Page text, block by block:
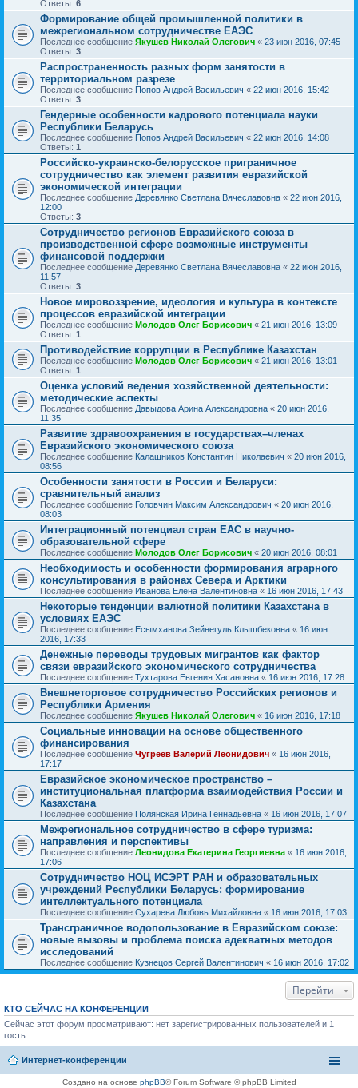
Ответы: 6
Формирование общей промышленной политики в
межрегиональном сотрудничестве ЕАЭС
Последнее сообщение Якушев Николай Олегович « 23 июн 2016, 07:45
Ответы: 3
Распространенность разных форм занятости в
территориальном разрезе
Последнее сообщение Попов Андрей Васильевич « 22 июн 2016, 15:42
Ответы: 3
Гендерные особенности кадрового потенциала науки
Республики Беларусь
Последнее сообщение Попов Андрей Васильевич « 22 июн 2016, 14:08
Ответы: 1
Российско-украинско-белорусское приграничное
сотрудничество как элемент развития евразийской
экономической интеграции
Последнее сообщение Деревянко Светлана Вячеславовна « 22 июн 2016,
12:00
Ответы: 3
Сотрудничество регионов Евразийского союза в
производственной сфере возможные инструменты
финансовой поддержки
Последнее сообщение Деревянко Светлана Вячеславовна « 22 июн 2016,
11:57
Ответы: 3
Новое мировоззрение, идеология и культура в контексте
процессов евразийской интеграции
Последнее сообщение Молодов Олег Борисович « 21 июн 2016, 13:09
Ответы: 1
Противодействие коррупции в Республике Казахстан
Последнее сообщение Молодов Олег Борисович « 21 июн 2016, 13:01
Ответы: 1
Оценка условий ведения хозяйственной деятельности:
методические аспекты
Последнее сообщение Давыдова Арина Александровна « 20 июн 2016,
11:35
Развитие здравоохранения в государствах–членах
Евразийского экономического союза
Последнее сообщение Калашников Константин Николаевич « 20 июн 2016,
08:56
Особенности занятости в России и Беларуси:
сравнительный анализ
Последнее сообщение Головчин Максим Александрович « 20 июн 2016,
08:03
Интеграционный потенциал стран ЕАС в научно-
образовательной сфере
Последнее сообщение Молодов Олег Борисович « 20 июн 2016, 08:01
Необходимость и особенности формирования аграрного
консультирования в районах Севера и Арктики
Последнее сообщение Иванова Елена Валентиновна « 16 июн 2016, 17:43
Некоторые тенденции валютной политики Казахстана в
условиях ЕАЭС
Последнее сообщение Есымханова Зейнегуль Клышбековна « 16 июн
2016, 17:33
Денежные переводы трудовых мигрантов как фактор
связи евразийского экономического сотрудничества
Последнее сообщение Тухтарова Евгения Хасановна « 16 июн 2016, 17:28
Внешнеторговое сотрудничество Российских регионов и
Республики Армения
Последнее сообщение Якушев Николай Олегович « 16 июн 2016, 17:18
Социальные инновации на основе общественного
финансирования
Последнее сообщение Чугреев Валерий Леонидович « 16 июн 2016,
17:17
Евразийское экономическое пространство –
институциональная платформа взаимодействия России и
Казахстана
Последнее сообщение Полянская Ирина Геннадьевна « 16 июн 2016, 17:07
Межрегиональное сотрудничество в сфере туризма:
направления и перспективы
Последнее сообщение Леонидова Екатерина Георгиевна « 16 июн 2016,
17:06
Сотрудничество НОЦ ИСЭРТ РАН и образовательных
учреждений Республики Беларусь: формирование
интеллектуального потенциала
Последнее сообщение Сухарева Любовь Михайловна « 16 июн 2016, 17:03
Трансграничное водопользование в Евразийском союзе:
новые вызовы и проблема поиска адекватных методов
исследований
Последнее сообщение Кузнецов Сергей Валентинович « 16 июн 2016, 17:02
Перейти
КТО СЕЙЧАС НА КОНФЕРЕНЦИИ
Сейчас этот форум просматривают: нет зарегистрированных пользователей и 1
гость
Интернет-конференции
Создано на основе phpBB® Forum Software © phpBB Limited